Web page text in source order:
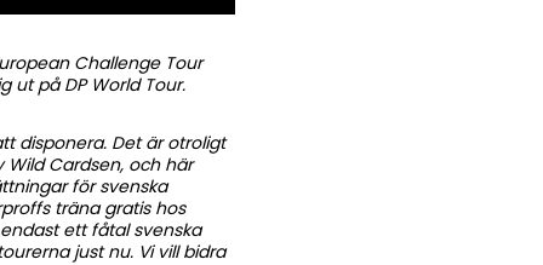
Challenge Tour
ut på DP World Tour.
disponera. Det är otroligt
Cardsen, och här
för svenska
träna gratis hos
ett fåtal svenska
just nu. Vi vill bidra